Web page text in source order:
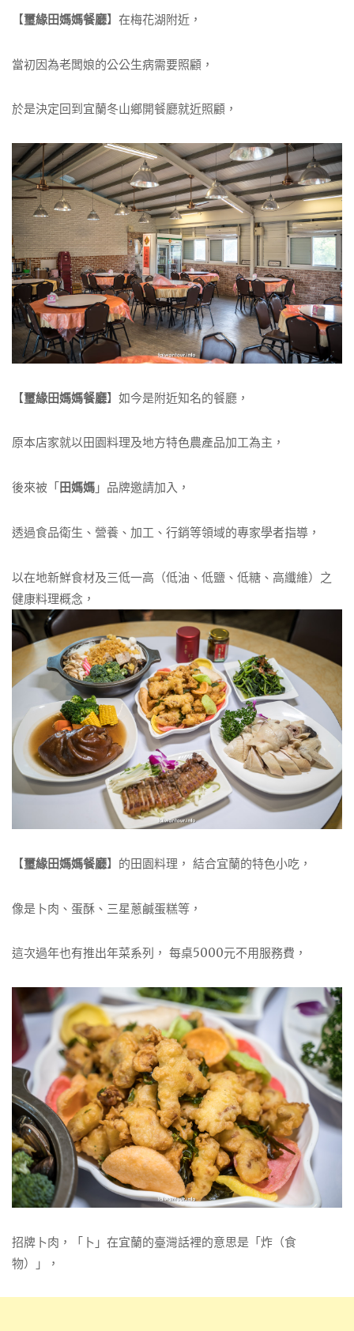
【璽緣田媽媽餐廳】在梅花湖附近，
當初因為老闆娘的公公生病需要照顧，
於是決定回到宜蘭冬山鄉開餐廳就近照顧，
【璽緣田媽媽餐廳】如今是附近知名的餐廳，
原本店家就以田園料理及地方特色農產品加工為主，
後來被「田媽媽 」品牌邀請加入，
透過食品衛生、營養、加工、行銷等領域的專家學者指導，
以在地新鮮食材及三低一高（低油、低鹽、低糖、高纖維）之
健康料理概念，
【璽緣田媽媽餐廳】的田園料理， 結合宜蘭的特色小吃，
像是卜肉、蛋酥、三星蔥鹹蛋糕等，
這次過年也有推出年菜系列， 每桌5000元不用服務費，
招牌卜肉，「卜」在宜蘭的臺灣話裡的意思是「炸（食
物）」，